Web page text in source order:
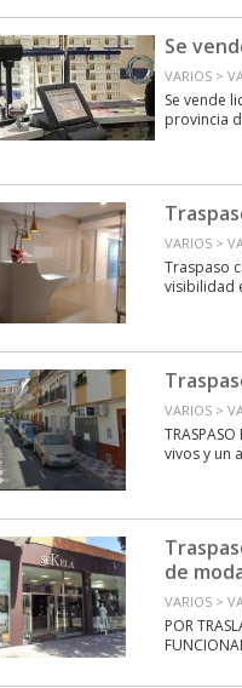
Se
VARIOS >
Se vende
provincia
VARIOS >
Traspaso
visibilidad
VARIOS >
vivos y un
de
VARIOS >
POR